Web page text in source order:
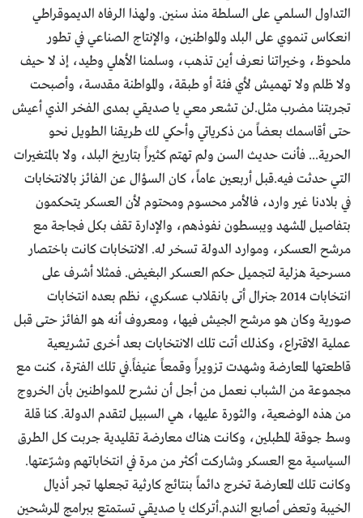
التداول السلمي على السلطة منذ سنين. ولهذا الرفاه الديموقراطي
انعكاس تنموي على البلد والمواطنين، والإنتاج الصناعي في تطور
ملحوظ، وخيراتنا نعرف أين تذهب، وسلمنا الأهلي وطيد، إذ لا حيف
ولا ظلم ولا تهميش لأي فئة أو طبقة، والمواطنة مقدسة، وأصبحت
تجربتنا مضرب مثل.لن تشعر معي يا صديقي بمدى الفخر الذي أعيش
حتى أقاسمك بعضاً من ذكرياتي وأحكي لك طريقنا الطويل نحو
الحرية... فأنت حديث السن ولم تهتم كثيراً بتاريخ البلد، ولا بالمتغيرات
التي حدثت فيه.قبل أربعين عاماً، كان السؤال عن الفائز بالانتخابات
في بلادنا غير وارد، فالأمر محسوم ومحتوم لأن العسكر يتحكمون
بتفاصيل المشهد ويبسطون نفوذهم، والإدارة تقف بكل فجاجة مع
مرشح العسكر، وموارد الدولة تسخر له. الانتخابات كانت باختصار
مسرحية هزلية لتجميل حكم العسكر البغيض. فمثلا أشرف على
انتخابات 2014 جنرال أتى بانقلاب عسكري، نظم بعده انتخابات
صورية وكان هو مرشح الجيش فيها، ومعروف أنه هو الفائز حتى قبل
عملية الاقتراع، وكذلك أتت تلك الانتخابات بعد أخرى تشريعية
قاطعتها المعارضة وشهدت تزويراً وقمعاً عنيفاً.في تلك الفترة، كنت مع
مجموعة من الشباب نعمل من أجل أن نشرح للمواطنين بأن الخروج
من هذه الوضعية، والثورة عليها، هي السبيل لتقدم الدولة. كنا قلة
وسط جوقة المطبلين، وكانت هناك معارضة تقليدية جربت كل الطرق
السياسية مع العسكر وشاركت أكثر من مرة في انتخاباتهم وشرّعتها.
وكانت تلك المعارضة تخرج دائماً بنتائج كارثية تجعلها تجر أذيال
الخيبة وتعض أصابع الندم.أتركك يا صديقي تستمتع ببرامج المرشحين